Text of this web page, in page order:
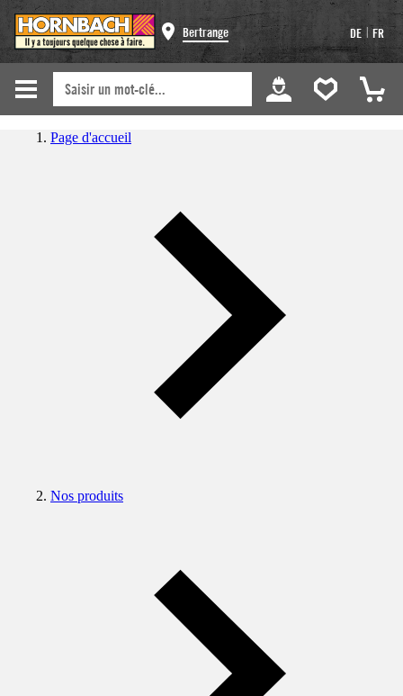
Bertrange DE | FR
Page d'accueil
Nos produits